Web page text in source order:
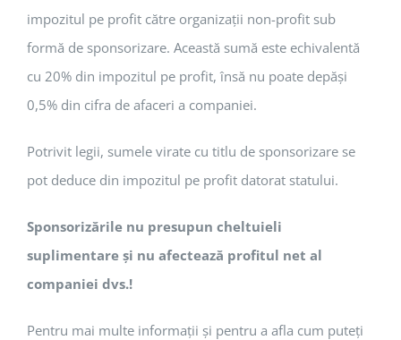
impozitul pe profit către organizații non-profit sub
formă de sponsorizare. Această sumă este echivalentă
cu 20% din impozitul pe profit, însă nu poate depăși
0,5% din cifra de afaceri a companiei.
Potrivit legii, sumele virate cu titlu de sponsorizare se
pot deduce din impozitul pe profit datorat statului.
Sponsorizările nu presupun cheltuieli
suplimentare și nu afectează profitul net al
companiei dvs.!
Pentru mai multe informații și pentru a afla cum puteți